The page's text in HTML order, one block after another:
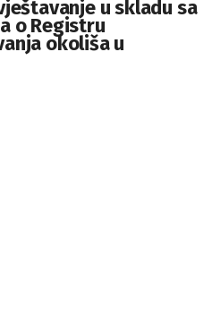
u skladu sa
o Registru
okoliša u